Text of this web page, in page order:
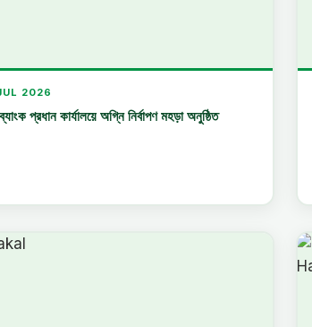
2026
প্রধান কার্যালয়ে অগ্নি নির্বাপণ মহড়া অনুষ্ঠিত